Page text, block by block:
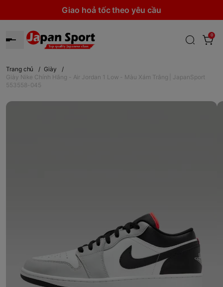
Giao hoả tốc theo yêu cầu
0
Trang chủ / Giày
/
Giày Nike Chính Hãng - Air Jordan 1 Low - Màu Xám Trắng | JapanSport
553558-045